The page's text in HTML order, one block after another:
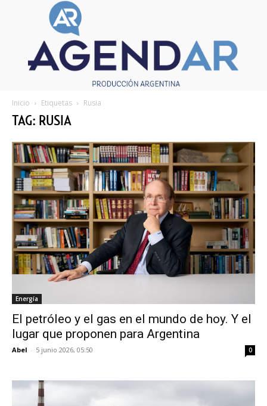
Inicio Etiquetas Rusia
TAG: RUSIA
Energía
El petróleo y el gas en el mundo de hoy. Y el
lugar que proponen para Argentina
Abel - 5 junio 2026, 05:50 0